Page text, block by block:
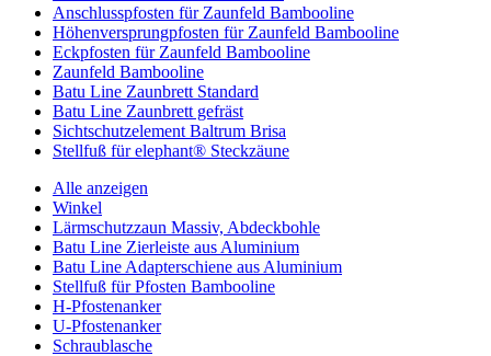
Anschlusspfosten für Zaunfeld Bambooline
Höhenversprungpfosten für Zaunfeld Bambooline
Eckpfosten für Zaunfeld Bambooline
Zaunfeld Bambooline
Batu Line Zaunbrett Standard
Batu Line Zaunbrett gefräst
Sichtschutzelement Baltrum Brisa
Stellfuß für elephant® Steckzäune
Alle anzeigen
Winkel
Lärmschutzzaun Massiv, Abdeckbohle
Batu Line Zierleiste aus Aluminium
Batu Line Adapterschiene aus Aluminium
Stellfuß für Pfosten Bambooline
H-Pfostenanker
U-Pfostenanker
Schraublasche